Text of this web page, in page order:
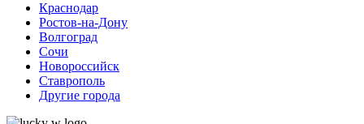
Краснодар
Ростов-на-Дону
Волгоград
Сочи
Новороссийск
Ставрополь
Другие города